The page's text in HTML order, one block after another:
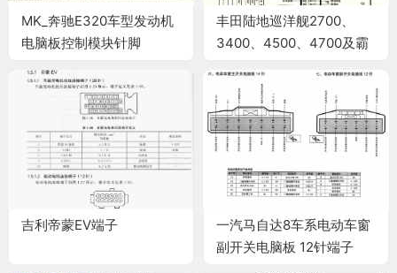
MK_奔驰E320车型发动机
电脑板控制模块针脚
图
丰田陆地巡洋舰2700、
3400、4500、4700及霸
电脑版控制模块针脚
31+24+17+28+22针 端子
图
吉利帝蒙EV端子
一汽马自达8车系电动车窗
副开关电脑板 12针端子